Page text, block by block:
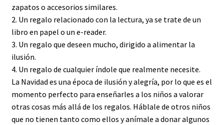
zapatos o accesorios similares.
2. Un regalo relacionado con la lectura, ya se trate de un
libro en papel o un e-reader.
3. Un regalo que deseen mucho, dirigido a alimentar la
ilusión.
4. Un regalo de cualquier índole que realmente necesite.
La Navidad es una época de ilusión y alegría, por lo que es el
momento perfecto para enseñarles a los niños a valorar
otras cosas más allá de los regalos. Háblale de otros niños
que no tienen tanto como ellos y anímale a donar algunos